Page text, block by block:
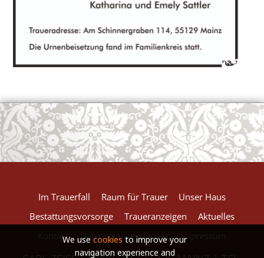
We use cookies to improve your
navigation experience and
European Commission | Cookies Policy
powered by WPCookiePro
Im Trauerfall Raum für Trauer
Unser Haus
Bestattungsvorsorge
Traueranzeigen
Aktuelles
Kontakt
Datenschutzerklärung Impressum